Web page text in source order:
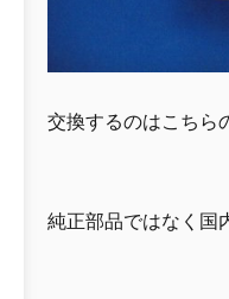
交換するのはこちら
純正部品ではなく国